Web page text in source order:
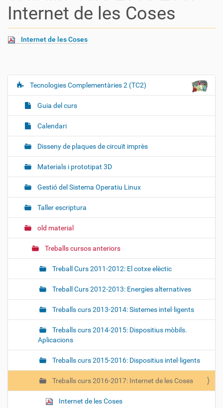
Internet de les Coses
Internet de les Coses
N
g
i
Tecnologies Complementàries 2 (TC2)
Guia del curs
Calendari
Disseny de plaques de circuït imprès
Materials i prototipat 3D
Gestió del Sistema Operatiu Linux
Taller escriptura
old material
Treballs cursos anteriors
Treball Curs 2011-2012: El cotxe elèctic
Treball Curs 2012-2013: Energies alternatives
Treballs curs 2013-2014: Sistemes intel·ligents
Treballs curs 2014-2015: Dispositius mòbils.
Aplicacions
Treballs curs 2015-2016: Dispositius intel·ligents
Treballs curs 2016-2017: Internet de les Coses
Internet de les Coses